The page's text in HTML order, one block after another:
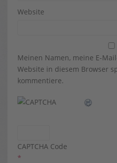
Website
Meinen Namen, meine E-
Website in diesem Browser
kommentiere.
CAPTCHA Code
*